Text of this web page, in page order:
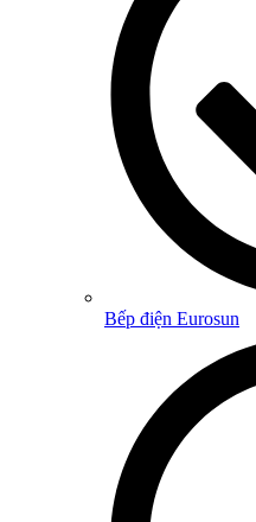
Bếp điện Eurosun